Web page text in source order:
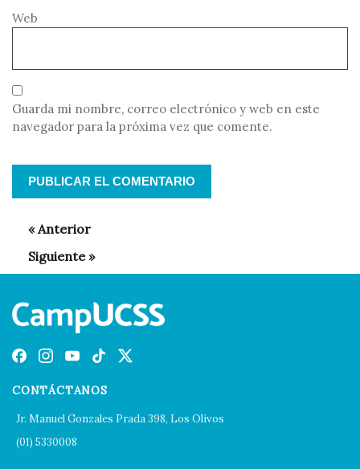
Web
Guarda mi nombre, correo electrónico y web en este
navegador para la próxima vez que comente.
CONTÁCTANOS
Jr. Manuel Gonzales Prada 398, Los Olivos
(01) 5330008